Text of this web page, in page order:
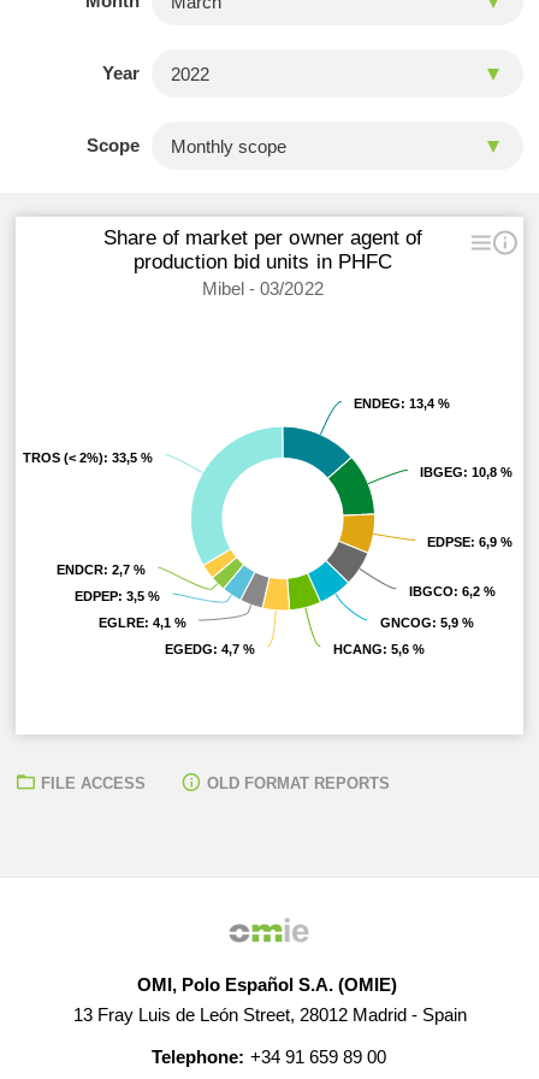
Year
Scope
Share of market per owner agent of
production bid units in PHFC
Mibel - 03/2022
ENDEG: 13,4 %
ENDEG: 13,4 %
IBGEG: 10,8 %
IBGEG: 10,8 %
EDPSE: 6,9 %
EDPSE: 6,9 %
IBGCO: 6,2 %
IBGCO: 6,2 %
GNCOG: 5,9 %
GNCOG: 5,9 %
HCANG: 5,6 %
HCANG: 5,6 %
EGEDG: 4,7 %
EGEDG: 4,7 %
EGLRE: 4,1 %
EGLRE: 4,1 %
EDPEP: 3,5 %
EDPEP: 3,5 %
ENDCR: 2,7 %
ENDCR: 2,7 %
OTROS (< 2%): 33,5 %
OTROS (< 2%): 33,5 %
FILE ACCESS OLD FORMAT REPORTS
OMI, Polo Español S.A. (OMIE)
13 Fray Luis de León Street, 28012 Madrid - Spain
Telephone: +34 91 659 89 00